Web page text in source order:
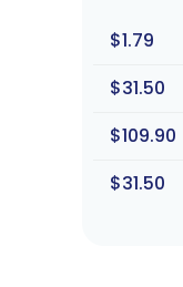
$1.79
$31.50
$109.90
$31.50